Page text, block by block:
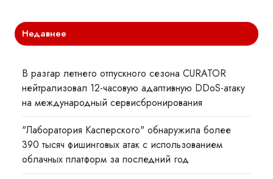
Недавнее
В разгар летнего отпускного сезона CURATOR
нейтрализовал 12-часовую адаптивную DDoS-атаку
на международный сервисбронирования
"Лаборатория Касперского" обнаружила более
390 тысяч фишинговых атак с использованием
облачных платформ за последний год